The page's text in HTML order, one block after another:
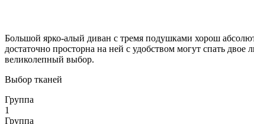
Большой ярко-алый диван с тремя подушками хорош
достаточно просторна на ней с удобством могут спать
великолепный выбор.
Выбор тканей
Группа
1
Группа